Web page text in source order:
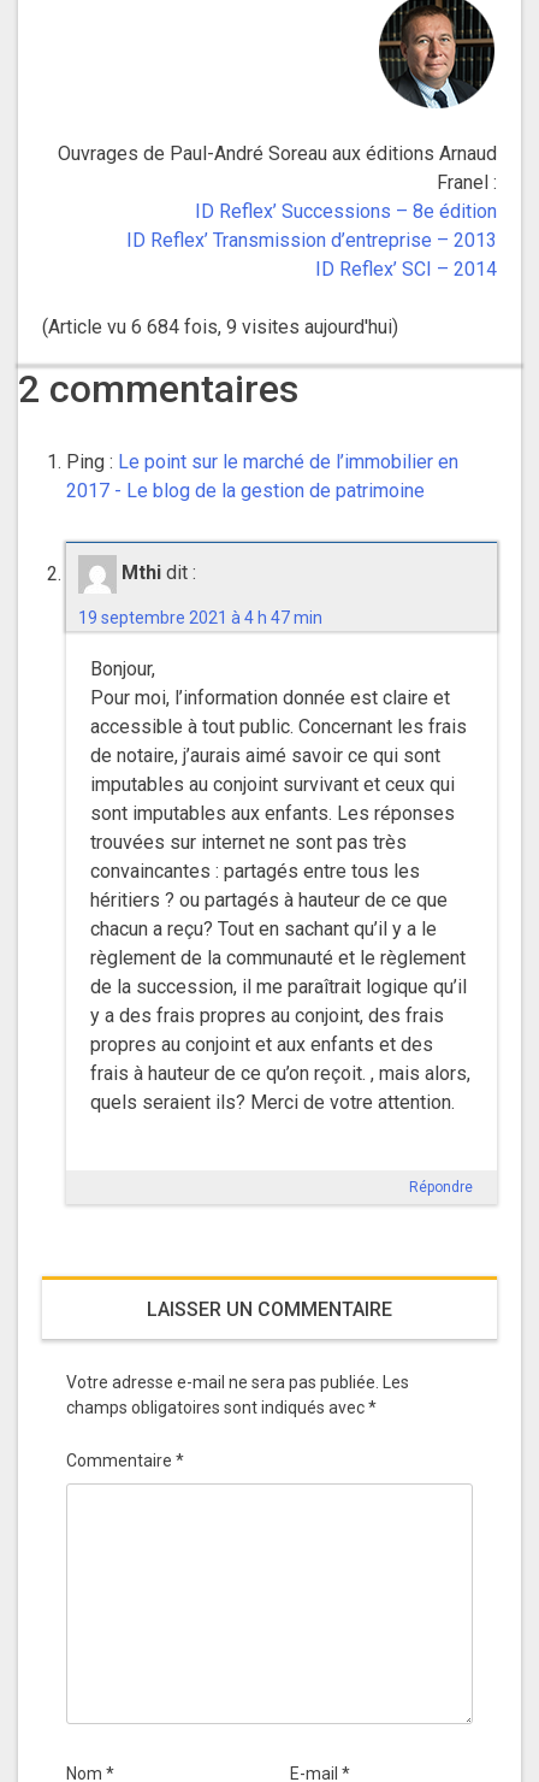
Ouvrages de Paul-André Soreau aux éditions Arnaud
Franel :
ID Reflex’ Successions – 8e édition
ID Reflex’ Transmission d’entreprise – 2013
ID Reflex’ SCI – 2014
(Article vu 6 684 fois, 9 visites aujourd'hui)
2 commentaires
Ping : Le point sur le marché de l’immobilier en
2017 - Le blog de la gestion de patrimoine
Mthi dit :
19 septembre 2021 à 4 h 47 min
Bonjour,
Pour moi, l’information donnée est claire et
accessible à tout public. Concernant les frais
de notaire, j’aurais aimé savoir ce qui sont
imputables au conjoint survivant et ceux qui
sont imputables aux enfants. Les réponses
trouvées sur internet ne sont pas très
convaincantes : partagés entre tous les
héritiers ? ou partagés à hauteur de ce que
chacun a reçu? Tout en sachant qu’il y a le
règlement de la communauté et le règlement
de la succession, il me paraîtrait logique qu’il
y a des frais propres au conjoint, des frais
propres au conjoint et aux enfants et des
frais à hauteur de ce qu’on reçoit. , mais alors,
quels seraient ils? Merci de votre attention.
Répondre
LAISSER UN COMMENTAIRE
Votre adresse e-mail ne sera pas publiée. Les
champs obligatoires sont indiqués avec*
Commentaire *
Nom * E-mail *